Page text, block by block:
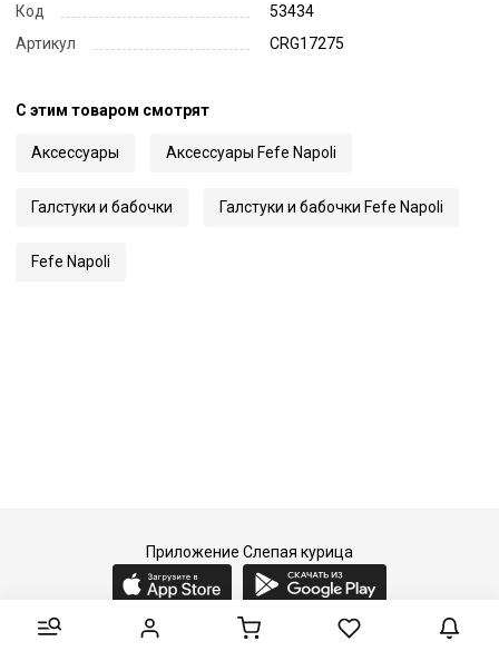
Код
53434
Артикул
CRG17275
С этим товаром смотрят
Аксессуары Аксессуары Fefe Napoli
Галстуки и бабочки Галстуки и бабочки Fefe Napoli
Fefe Napoli
Приложение Слепая курица
2015-2026 © Слепая курица - fashion concept store.